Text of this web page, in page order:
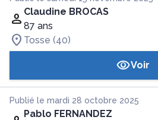
Claudine BROCAS
87 ans
Tosse (40)
Voir
Publié le mardi 28 octobre 2025
Pablo FERNANDEZ